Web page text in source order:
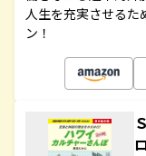
人生を充実させるた
ン！